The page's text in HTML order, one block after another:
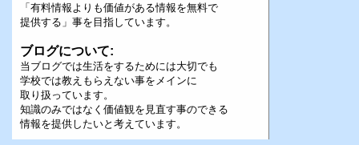
「有料情報よりも価値がある情報を無料で
提供する」事を目指しています。
ブログについて:
当ブログでは生活をするためには大切でも
学校では教えもらえない事をメインに
取り扱っています。
知識のみではなく価値観を見直す事のできる
情報を提供したいと考えています。